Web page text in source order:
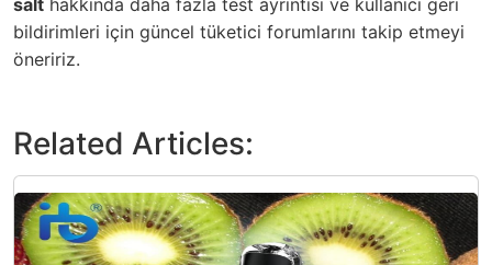
salt hakkında daha fazla test ayrıntısı ve kullanıcı geri
bildirimleri için güncel tüketici forumlarını takip etmeyi
öneririz.
Related Articles: